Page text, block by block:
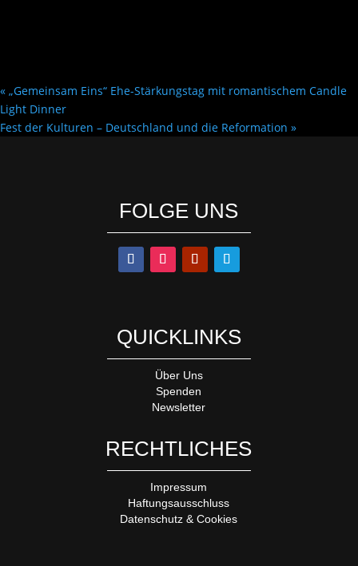
« „Gemeinsam Eins“ Ehe-Stärkungstag mit romantischem Candle
Light Dinner
Fest der Kulturen – Deutschland und die Reformation »
FOLGE UNS
QUICKLINKS
Über Uns
Spenden
Newsletter
RECHTLICHES
Impressum
Haftungsausschluss
Datenschutz & Cookies